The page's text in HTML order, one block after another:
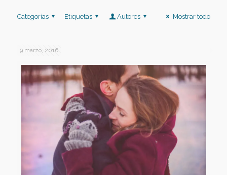
Categorías Etiquetas Autores Mostrar todo
9 marzo, 2016